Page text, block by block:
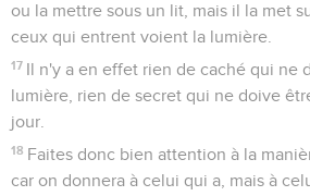
ou la mettre sous un lit, mais il la met
ceux qui entrent voient la lumière.
17 Il n'y a en effet rien de caché qui ne
lumière, rien de secret qui ne doive
jour.
18 Faites donc bien attention à la
car on donnera à celui qui a, mais à